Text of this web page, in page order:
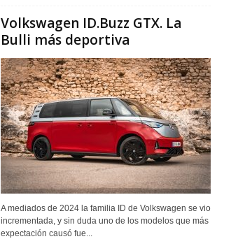
Volkswagen ID.Buzz GTX. La
Bulli más deportiva
A mediados de 2024 la familia ID de Volkswagen se vio
incrementada, y sin duda uno de los modelos que más
expectación causó fue...